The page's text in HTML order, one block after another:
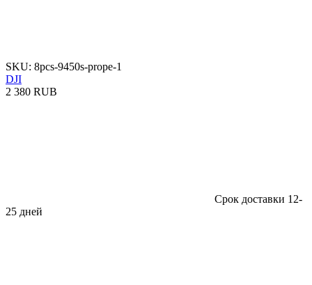
SKU: 8pcs-9450s-prope-1
DJI
2 380 RUB
Срок доставки 12-
25 дней